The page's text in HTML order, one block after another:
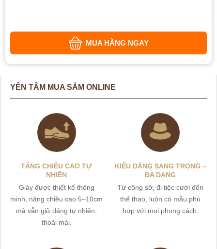
MUA HÀNG NGAY
YÊN TÂM MUA SẮM ONLINE
TĂNG CHIỀU CAO TỰ
NHIÊN
Giày được thiết kế thông
minh, nâng chiều cao 5–10cm
mà vẫn giữ dáng tự nhiên,
thoải mái.
KIỂU DÁNG SANG TRỌNG –
ĐA DẠNG
Từ công sở, đi tiệc cưới đến
thể thao, luôn có mẫu phù
hợp với mọi phong cách.